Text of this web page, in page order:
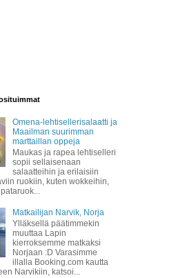
Omena-lehtisellerisalaatti ja
Maailman suurimman
marttaillan oppeja
Maukas ja rapea lehtiselleri
sopii sellaisenaan
salaatteihin ja erilaisiin
ruokiin, kuten wokkeihin,
Matkailijan Narvik, Norja
Ylläksellä päätimmekin
muuttaa Lapin
kierroksemme matkaksi
Norjaan :D Varasimme
illalla Booking.com kautta
Narvikiin, katsoi...